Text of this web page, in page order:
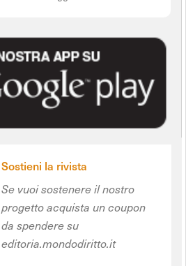
Sostieni la rivista
Se vuoi sostenere il nostro
progetto acquista un coupon
da spendere su
editoria.mondodiritto.it